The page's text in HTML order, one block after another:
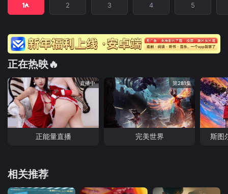
1 2 3 4 5
正在热映🔥
直播中
正能量直播
第281集
完美世界 斯图
相关推荐